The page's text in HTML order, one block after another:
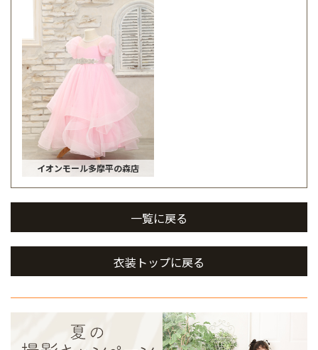
イオンモール多摩平の森店
一覧に戻る
衣装トップに戻る